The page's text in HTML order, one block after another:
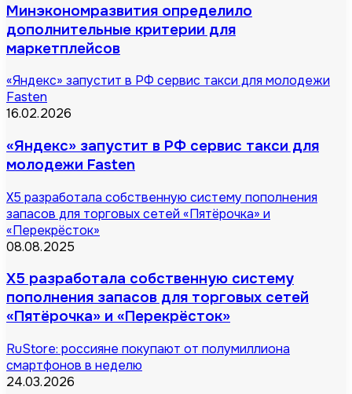
Минэкономразвития определило
дополнительные критерии для
маркетплейсов
«Яндекс» запустит в РФ сервис такси для молодежи
Fasten
16.02.2026
«Яндекс» запустит в РФ сервис такси для
молодежи Fasten
X5 разработала собственную систему пополнения
запасов для торговых сетей «Пятёрочка» и
«Перекрёсток»
08.08.2025
X5 разработала собственную систему
пополнения запасов для торговых сетей
«Пятёрочка» и «Перекрёсток»
RuStore: россияне покупают от полумиллиона
смартфонов в неделю
24.03.2026